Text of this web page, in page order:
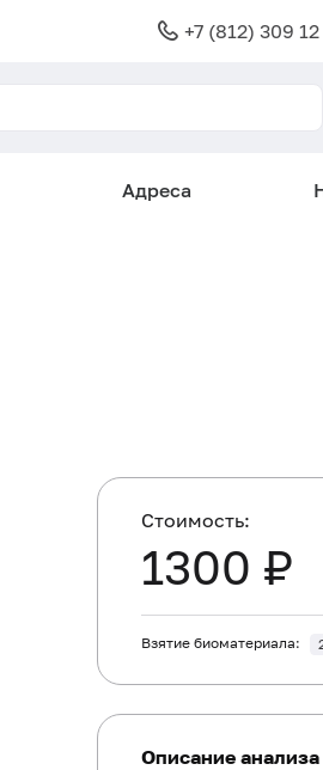
+7 (812) 309 12
Адреса
Cтоимость:
1300 ₽
Взятие биоматериала:
Описание анализа